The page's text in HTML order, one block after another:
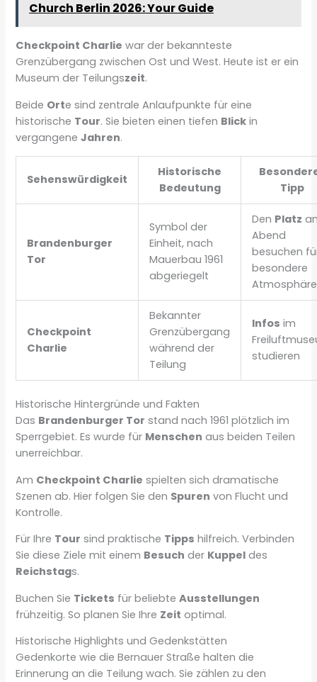
Church Berlin 2026: Your Guide
Checkpoint Charlie war der bekannteste
Grenzübergang zwischen Ost und West. Heute ist er ein
Museum der Teilungszeit.
Beide Orte sind zentrale Anlaufpunkte für eine
historische Tour. Sie bieten einen tiefen Blick in
vergangeneJahren.
Sehenswürdigkeit
Historische
Bedeutung
Tipp
Brandenburger
Tor
Symbol der
Einheit, nach
Mauerbau 1961
abgeriegelt
Den Platz
Abend
besuchen
besondere
Atmosphäre
Checkpoint
Charlie
Bekannter
Grenzübergang
während der
Teilung
Infos im
studieren
Historische Hintergründe und Fakten
Das Brandenburger Tor stand nach 1961 plötzlich im
Sperrgebiet. Es wurde für Menschen aus beiden Teilen
unerreichbar.
Am Checkpoint Charlie spielten sich dramatische
Szenen ab. Hier folgen Sie den Spuren von Flucht und
Kontrolle.
Für Ihre Tour sind praktische Tipps hilfreich. Verbinden
Sie diese Ziele mit einem Besuch der Kuppel des
Reichstags.
Buchen Sie Tickets für beliebteAusstellungen
frühzeitig. So planen Sie Ihre Zeit optimal.
Historische Highlights und Gedenkstätten
Gedenkorte wie die Bernauer Straße halten die
Erinnerung an die Teilung wach. Sie zählen zu den